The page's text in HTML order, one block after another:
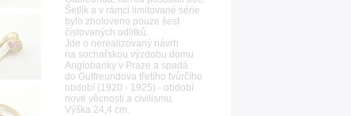
Šetlík a v rámci limitované série
bylo zhotoveno pouze šest
číslovaných odlitků.
Jde o nerealizovaný návrh
na sochařskou výzdobu domu
Anglobanky v Praze a spadá
do Gutfreundova třetího tvůrčího
období (1920 - 1925) - období
nové věcnosti a civilismu.
Výška 24,4 cm.